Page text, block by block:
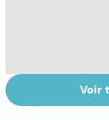
Centenaires,
exemples de
Voir